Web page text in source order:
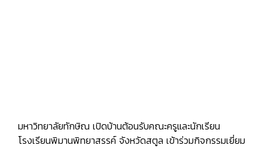
มหาวิทยาลัยทักษิณ เปิดบ้านต้อนรับคณะครูและนักเรียน
โรงเรียนพิมานพิทยาสรรค์ จังหวัดสตูล เข้าร่วมกิจกรรมเยี่ยม